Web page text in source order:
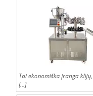
Tai ekonomiška įranga
[…]